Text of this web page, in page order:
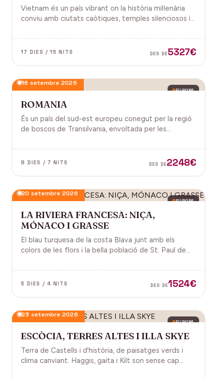
Vietnam és un país vibrant on la història mil·lenària
conviu amb ciutats caòtiques, temples silenciosos i
badies. Cambodja és un murmuri de selva i pedra
antiga, on els temples d'Angkor emergeixen entre
17 DIES / 15 NITS DES DE5327€
EUROPA
16 setembre 2026
ROMANIA
És un país del sud-est europeu conegut per la regió
de boscos de Transilvania, envoltada per les
segle XIV i el Castell de Peles.
8 DIES / 7 NITS DES DE2248€
EUROPA
20 setembre 2026
LA RIVIERA FRANCESA: NIÇA,
MÓNACO I GRASSE
El blau turquesa de la costa Blava junt amb els
colors de les flors i la bella població de St. Paul de
digne de visitar. Perfums a Grasse.
5 DIES / 4 NITS DES DE1524€
EUROPA
23 setembre 2026
ESCÒCIA, TERRES ALTES I ILLA SKYE
Terra de Castells i d'història, de paisatges verds i
clima canviant. Haggis, gaita i Kilt son sense cap